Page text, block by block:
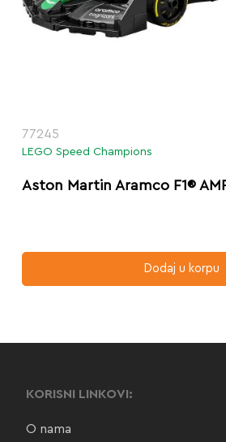
77245
LEGO Speed Champions
Aston Martin Aramco F1®
Dodaj u korpu
KORISNI LINKOVI:
O nama